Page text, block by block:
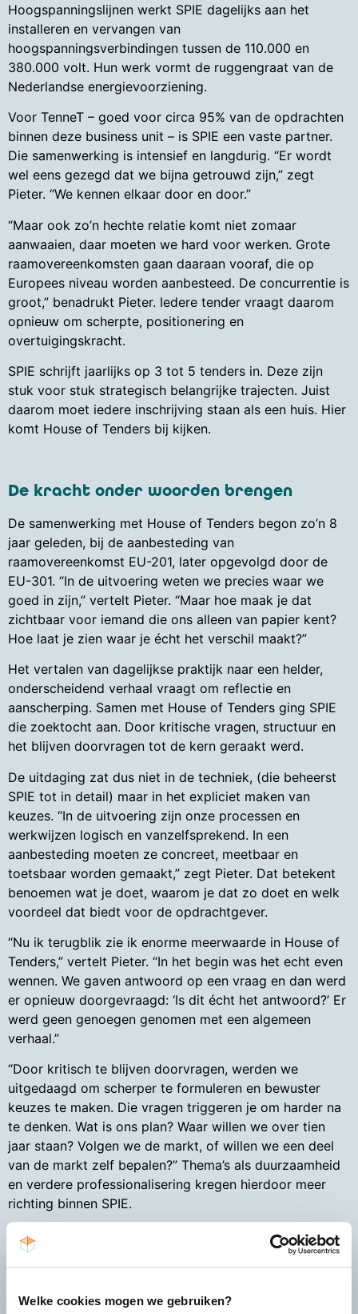
Welke cookies mogen we gebruiken?
Hoogspanningslijnen werkt SPIE dagelijks aan het
installeren en vervangen van
hoogspanningsverbindingen tussen de 110.000 en
380.000 volt. Hun werk vormt de ruggengraat van de
Nederlandse energievoorziening.
Voor TenneT – goed voor circa 95% van de opdrachten
binnen deze business unit – is SPIE een vaste partner.
Die samenwerking is intensief en langdurig. “Er wordt
wel eens gezegd dat we bijna getrouwd zijn,” zegt
Pieter. “We kennen elkaar door en door.”
“Maar ook zo’n hechte relatie komt niet zomaar
aanwaaien, daar moeten we hard voor werken. Grote
raamovereenkomsten gaan daaraan vooraf, die op
Europees niveau worden aanbesteed. De concurrentie is
groot,” benadrukt Pieter. Iedere tender vraagt daarom
opnieuw om scherpte, positionering en
overtuigingskracht.
SPIE schrijft jaarlijks op 3 tot 5 tenders in. Deze zijn
stuk voor stuk strategisch belangrijke trajecten. Juist
daarom moet iedere inschrijving staan als een huis. Hier
komt House of Tenders bij kijken.
De kracht onder woorden brengen
De samenwerking met House of Tenders begon zo’n 8
jaar geleden, bij de aanbesteding van
raamovereenkomst EU-201, later opgevolgd door de
EU-301. “In de uitvoering weten we precies waar we
goed in zijn,” vertelt Pieter. “Maar hoe maak je dat
zichtbaar voor iemand die ons alleen van papier kent?
Hoe laat je zien waar je écht het verschil maakt?”
Het vertalen van dagelijkse praktijk naar een helder,
onderscheidend verhaal vraagt om reflectie en
aanscherping. Samen met House of Tenders ging SPIE
die zoektocht aan. Door kritische vragen, structuur en
het blijven doorvragen tot de kern geraakt werd.
De uitdaging zat dus niet in de techniek, (die beheerst
SPIE tot in detail) maar in het expliciet maken van
keuzes. “In de uitvoering zijn onze processen en
werkwijzen logisch en vanzelfsprekend. In een
aanbesteding moeten ze concreet, meetbaar en
toetsbaar worden gemaakt,” zegt Pieter. Dat betekent
benoemen wat je doet, waarom je dat zo doet en welk
voordeel dat biedt voor de opdrachtgever.
“Nu ik terugblik zie ik enorme meerwaarde in House of
Tenders,” vertelt Pieter. “In het begin was het echt even
wennen. We gaven antwoord op een vraag en dan werd
er opnieuw doorgevraagd: ‘Is dit écht het antwoord?’ Er
werd geen genoegen genomen met een algemeen
verhaal.”
“Door kritisch te blijven doorvragen, werden we
uitgedaagd om scherper te formuleren en bewuster
keuzes te maken. Die vragen triggeren je om harder na
te denken. Wat is ons plan? Waar willen we over tien
jaar staan? Volgen we de markt, of willen we een deel
van de markt zelf bepalen?” Thema’s als duurzaamheid
en verdere professionalisering kregen hierdoor meer
richting binnen SPIE.
Van losse trajecten naar een vaste